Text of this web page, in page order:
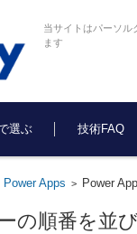
当サイトはパーソル
ます
選ぶ 技術FAQ
Power Apps > Power
の順番を並